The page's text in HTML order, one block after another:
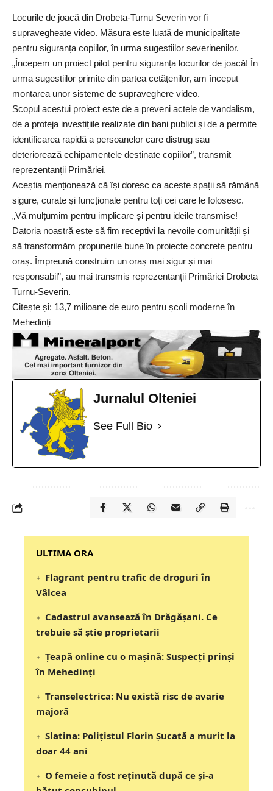
Locurile de joacă din Drobeta-Turnu Severin vor fi
supravegheate video. Măsura este luată de municipalitate
pentru siguranța copiilor, în urma sugestiilor severinenilor.
„Începem un proiect pilot pentru siguranța locurilor de joacă! În
urma sugestiilor primite din partea cetățenilor, am început
montarea unor sisteme de supraveghere video.
Scopul acestui proiect este de a preveni actele de vandalism,
de a proteja investițiile realizate din bani publici și de a permite
identificarea rapidă a persoanelor care distrug sau
deteriorează echipamentele destinate copiilor”, transmit
reprezentanții Primăriei.
Aceștia menționează că își doresc ca aceste spații să rămână
sigure, curate și funcționale pentru toți cei care le folosesc.
„Vă mulțumim pentru implicare și pentru ideile transmise!
Datoria noastră este să fim receptivi la nevoile comunității și
să transformăm propunerile bune în proiecte concrete pentru
oraș. Împreună construim un oraș mai sigur și mai
responsabil”, au mai transmis reprezentanții Primăriei Drobeta
Turnu-Severin.
Citește și: 13,7 milioane de euro pentru școli moderne în
Mehedinți
Jurnalul Olteniei
See Full Bio
‎‎‎‎‎‎‎ULTIMA ORA
Flagrant pentru trafic de droguri în
Vâlcea
Cadastrul avansează în Drăgășani. Ce
trebuie să știe proprietarii
Țeapă online cu o mașină: Suspecți prinși
în Mehedinți
Transelectrica: Nu există risc de avarie
majoră
Slatina: Poliţistul Florin Şucată a murit la
doar 44 ani
O femeie a fost reținută după ce și-a